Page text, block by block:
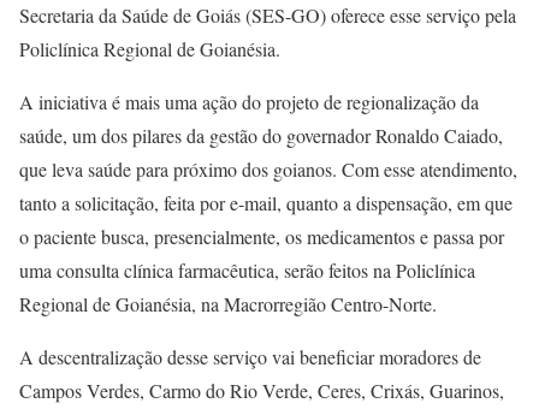
Secretaria da Saúde de Goiás (SES-GO) oferece esse serviço pela
Policlínica Regional de Goianésia.
A iniciativa é mais uma ação do projeto de regionalização da
saúde, um dos pilares da gestão do governador Ronaldo Caiado,
que leva saúde para próximo dos goianos. Com esse atendimento,
tanto a solicitação, feita por e-mail, quanto a dispensação, em que
o paciente busca, presencialmente, os medicamentos e passa por
uma consulta clínica farmacêutica, serão feitos na Policlínica
Regional de Goianésia, na Macrorregião Centro-Norte.
A descentralização desse serviço vai beneficiar moradores de
Campos Verdes, Carmo do Rio Verde, Ceres, Crixás, Guarinos,